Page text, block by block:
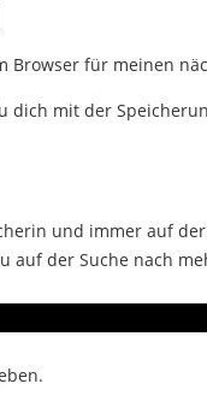
Browser für meinen
dich mit der
und immer auf
auf der Suche nach